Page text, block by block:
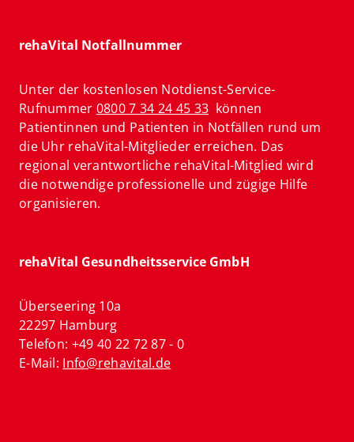
rehaVital Notfallnummer
Unter der kostenlosen Notdienst-Service-
Rufnummer 0800 7 34 24 45 33 können
Patientinnen und Patienten in Notfällen rund um
die Uhr rehaVital-Mitglieder erreichen. Das
regional verantwortliche rehaVital-Mitglied wird
die notwendige professionelle und zügige Hilfe
organisieren.
rehaVital Gesundheitsservice GmbH
Überseering 10a
22297 Hamburg
Telefon: +49 40 22 72 87 - 0
E-Mail: Info@rehavital.de